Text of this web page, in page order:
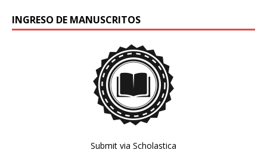
INGRESO DE MANUSCRITOS
Submit via Scholastica